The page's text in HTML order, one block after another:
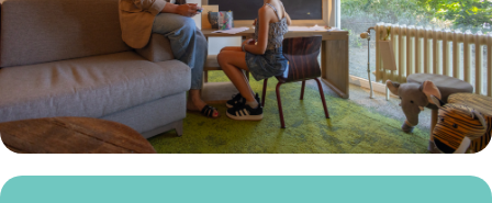
Je bent actief aanwezig bij caseload-overleg
en teamvergaderingen.